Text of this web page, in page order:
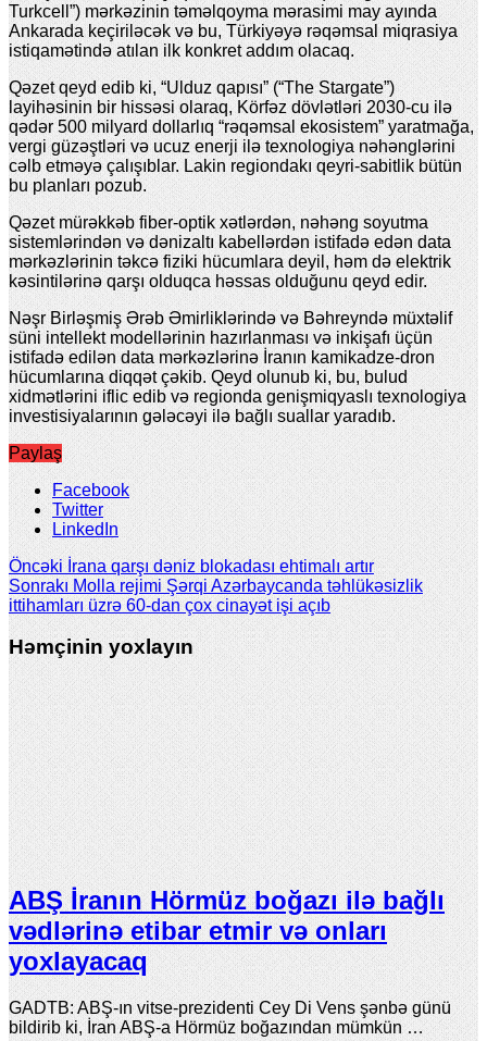
Turkcell”) mərkəzinin təməlqoyma mərasimi may ayında
Ankarada keçiriləcək və bu, Türkiyəyə rəqəmsal miqrasiya
istiqamətində atılan ilk konkret addım olacaq.
Qəzet qeyd edib ki, “Ulduz qapısı” (“The Stargate”)
layihəsinin bir hissəsi olaraq, Körfəz dövlətləri 2030-cu ilə
qədər 500 milyard dollarlıq “rəqəmsal ekosistem” yaratmağa,
vergi güzəştləri və ucuz enerji ilə texnologiya nəhənglərini
cəlb etməyə çalışıblar. Lakin regiondakı qeyri-sabitlik bütün
bu planları pozub.
Qəzet mürəkkəb fiber-optik xətlərdən, nəhəng soyutma
sistemlərindən və dənizaltı kabellərdən istifadə edən data
mərkəzlərinin təkcə fiziki hücumlara deyil, həm də elektrik
kəsintilərinə qarşı olduqca həssas olduğunu qeyd edir.
Nəşr Birləşmiş Ərəb Əmirliklərində və Bəhreyndə müxtəlif
süni intellekt modellərinin hazırlanması və inkişafı üçün
istifadə edilən data mərkəzlərinə İranın kamikadze-dron
hücumlarına diqqət çəkib. Qeyd olunub ki, bu, bulud
xidmətlərini iflic edib və regionda genişmiqyaslı texnologiya
investisiyalarının gələcəyi ilə bağlı suallar yaradıb.
Paylaş
Facebook
Twitter
LinkedIn
Öncəki İrana qarşı dəniz blokadası ehtimalı artır
Sonrakı Molla rejimi Şərqi Azərbaycanda təhlükəsizlik
ittihamları üzrə 60-dan çox cinayət işi açıb
Həmçinin yoxlayın
ABŞ İranın Hörmüz boğazı ilə bağlı
vədlərinə etibar etmir və onları
yoxlayacaq
GADTB: ABŞ-ın vitse-prezidenti Cey Di Vens şənbə günü
bildirib ki, İran ABŞ-a Hörmüz boğazından mümkün …